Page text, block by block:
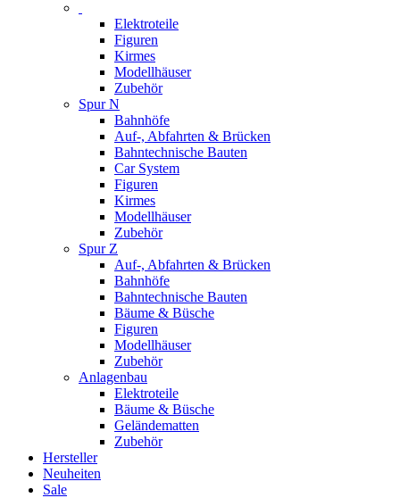
Elektroteile
Figuren
Kirmes
Modellhäuser
Zubehör
Spur N
Bahnhöfe
Auf-, Abfahrten & Brücken
Bahntechnische Bauten
Car System
Figuren
Kirmes
Modellhäuser
Zubehör
Spur Z
Auf-, Abfahrten & Brücken
Bahnhöfe
Bahntechnische Bauten
Bäume & Büsche
Figuren
Modellhäuser
Zubehör
Anlagenbau
Elektroteile
Bäume & Büsche
Geländematten
Zubehör
Hersteller
Neuheiten
Sale